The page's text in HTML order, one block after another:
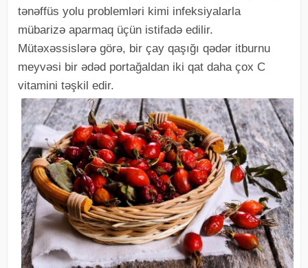
tənəffüs yolu problemləri kimi infeksiyalarla
mübarizə aparmaq üçün istifadə edilir.
Mütəxəssislərə görə, bir çay qaşığı qədər itburnu
meyvəsi bir ədəd portağaldan iki qat daha çox C
vitamini təşkil edir.